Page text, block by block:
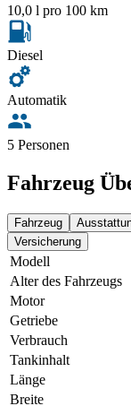
10,0 l pro 100 km
Diesel
Automatik
5 Personen
Fahrzeug
Fahrzeug
Versicherung
Modell
Alter des Fahrzeugs
Motor
Getriebe
Verbrauch
Tankinhalt
Länge
Breite